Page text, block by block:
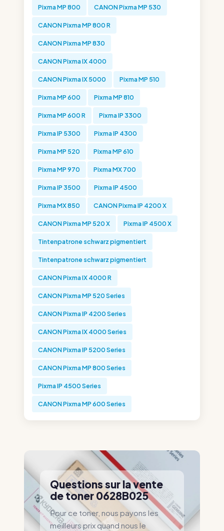
Pixma MP 800 CANON Pixma MP 530
CANON Pixma MP 800 R
CANON Pixma MP 830
CANON Pixma IX 4000
CANON Pixma IX 5000 Pixma MP 510
Pixma MP 600 Pixma MP 810
Pixma MP 600 R Pixma IP 3300
Pixma IP 5300 Pixma IP 4300
Pixma MP 520 Pixma MP 610
Pixma MP 970 Pixma MX 700
Pixma IP 3500 Pixma IP 4500
Pixma MX 850 CANON Pixma IP 4200 X
CANON Pixma MP 520 X Pixma IP 4500 X
Tintenpatrone schwarz pigmentiert
Tintenpatrone schwarz pigmentiert
CANON Pixma IX 4000 R
CANON Pixma MP 520 Series
CANON Pixma IP 4200 Series
CANON Pixma IX 4000 Series
CANON Pixma IP 5200 Series
CANON Pixma MP 800 Series
Pixma IP 4500 Series
CANON Pixma MP 600 Series
Questions sur la vente
de toner 0628B025
Pour ce toner, nous payons les
meilleurs prix quand nous le